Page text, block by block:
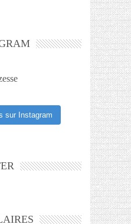
sur Instagram